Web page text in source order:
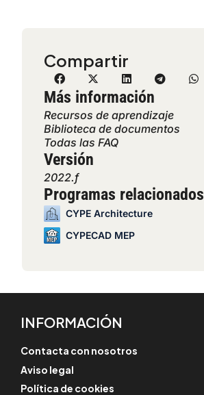
Compartir
Más información
Recursos de aprendizaje
Biblioteca de documentos
Todas las FAQ
Versión
2022.f
Programas relacionados
CYPE Architecture
CYPECAD MEP
INFORMACIÓN
Contacta con nosotros
Aviso legal
Política de cookies